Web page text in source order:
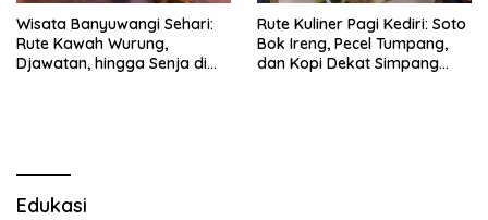
Wisata Banyuwangi Sehari:
Rute Kawah Wurung,
Djawatan, hingga Senja di
Rute Kuliner Pagi Kediri: Soto
Bok Ireng, Pecel Tumpang,
dan Kopi Dekat Simpang
Edukasi